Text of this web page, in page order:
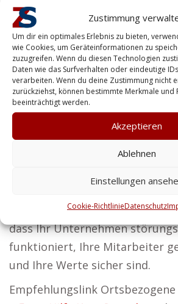
Zustimmung
Um dir ein optimales Erlebnis zu bieten,
wie Cookies, um Geräteinformationen zu
zuzugreifen. Wenn du diesen Technologien
Daten wie das Surfverhalten oder eindeutige
verarbeiten. Wenn du deine Zustimmung nicht
zurückziehst, können bestimmte Merkmale und
beeinträchtigt werden.
Akzeptieren
Ablehnen
Einstellungen
Cookie-RichtlinieDatenschutz
Vorteile für Betriebe in
Sonneberg
Karen aus Sonneberg vertritt
Wir entwickeln
Vertrauen schaffen und
effektiv sind.
Privatkunden genießen mit
Sicherheitslösungen Schutz
ist der Schlüssel zum Erfolg –
Leitbild bei Zentralschutz. Wir
dass Ihr Unternehmen
funktioniert, Ihre Mitarbeiter
und Ihre Werte sicher sind.
Empfehlungslink